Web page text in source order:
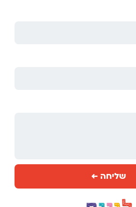
שליחה ←